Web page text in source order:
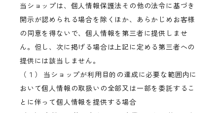
当ショップは、個人情報保護法その他の法令に基づき
開示が認められる場合を除くほか、あらかじめお客様
の同意を得ないで、個人情報を第三者に提供しませ
ん。但し、次に掲げる場合は上記に定める第三者への
提供には該当しません。
（１） 当ショップが利用目的の達成に必要な範囲内に
おいて個人情報の取扱いの全部又は一部を委託するこ
とに伴って個人情報を提供する場合